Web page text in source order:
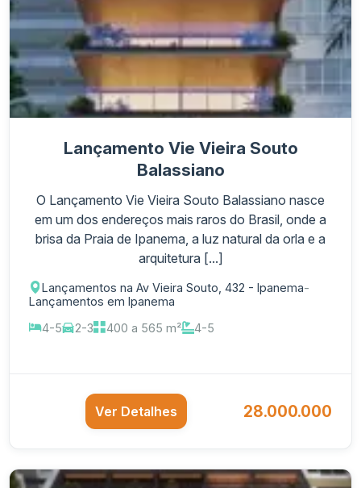
Lançamento Vie Vieira Souto
Balassiano
O Lançamento Vie Vieira Souto Balassiano nasce
em um dos endereços mais raros do Brasil, onde a
brisa da Praia de Ipanema, a luz natural da orla e a
arquitetura [...]
Lançamentos na Av Vieira Souto, 432 - Ipanema-
Lançamentos em Ipanema
4-5
2-3 400 a 565 m² 4-5
Ver Detalhes 28.000.000